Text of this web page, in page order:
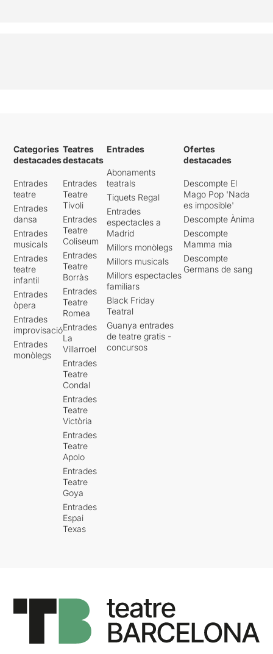
Categories
destacades
Entrades
teatre
Entrades
dansa
Entrades
musicals
Entrades
teatre
infantil
Entrades
òpera
Entrades
improvisació
Entrades
monòlegs
Teatres
destacats
Entrades
Teatre
Tívoli
Entrades
Teatre
Coliseum
Entrades
Teatre
Borràs
Entrades
Teatre
Romea
Entrades
La
Villarroel
Entrades
Teatre
Condal
Entrades
Teatre
Victòria
Entrades
Teatre
Apolo
Entrades
Teatre
Goya
Entrades
Espai
Texas
Entrades
Abonaments
teatrals
Tiquets Regal
Entrades
espectacles a
Madrid
Millors monòlegs
Millors musicals
Millors espectacles
familiars
Black Friday
Teatral
Guanya entrades
de teatre gratis -
concursos
Ofertes
destacades
Descompte El
Mago Pop 'Nada
es imposible'
Descompte Ànima
Descompte
Mamma mia
Descompte
Germans de sang